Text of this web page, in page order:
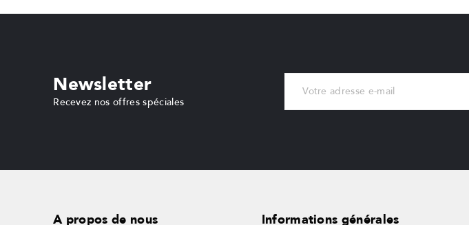
Newsletter
Recevez nos offres spéciales
A propos de nous Informations générales